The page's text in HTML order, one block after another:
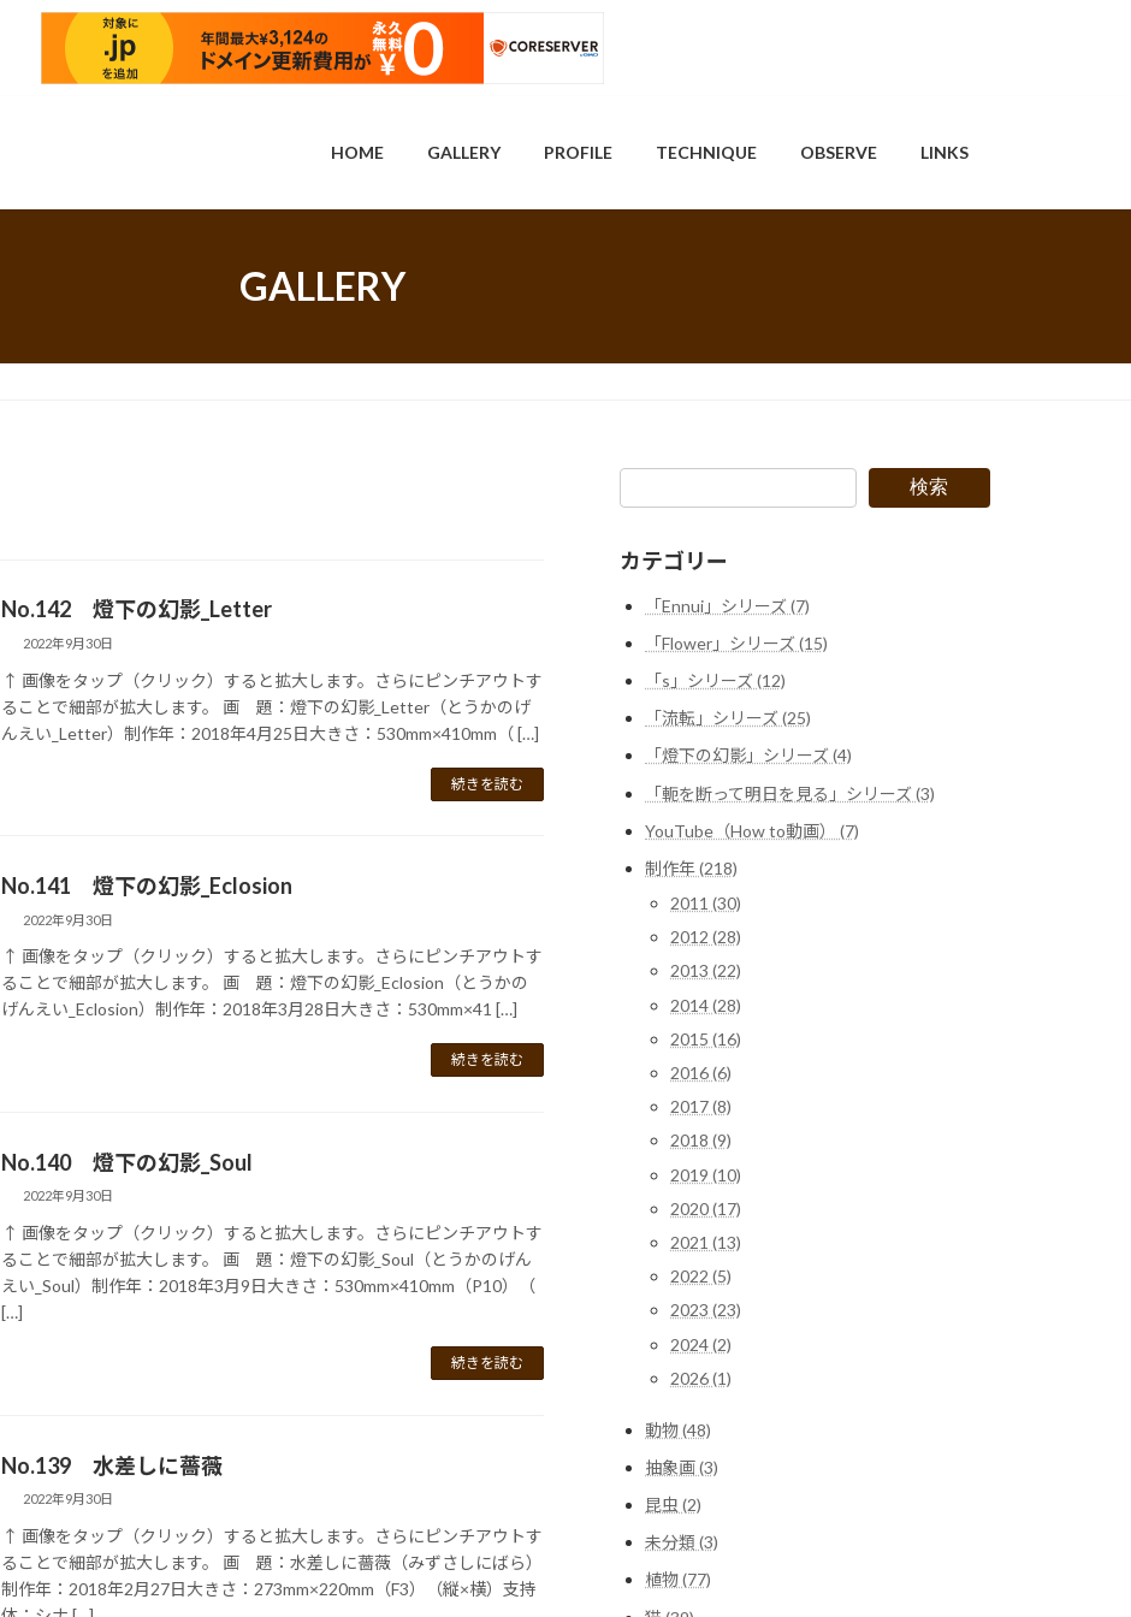
HOME GALLERY PROFILE TECHNIQUE OBSERVE LINKS
GALLERY
No.142 燈下の幻影_Letter
2022年9月30日
↑ 画像をタップ（クリック）すると拡大します。さらにピンチアウトす
ることで細部が拡大します。 画 題：燈下の幻影_Letter（とうかのげ
んえい_Letter）制作年：2018年4月25日大きさ：530mm×410mm（ […]
続きを読む
No.141 燈下の幻影_Eclosion
2022年9月30日
↑ 画像をタップ（クリック）すると拡大します。さらにピンチアウトす
ることで細部が拡大します。 画 題：燈下の幻影_Eclosion（とうかの
げんえい_Eclosion）制作年：2018年3月28日大きさ：530mm×41 […]
続きを読む
No.140 燈下の幻影_Soul
2022年9月30日
↑ 画像をタップ（クリック）すると拡大します。さらにピンチアウトす
ることで細部が拡大します。 画 題：燈下の幻影_Soul（とうかのげん
えい_Soul）制作年：2018年3月9日大きさ：530mm×410mm（P10）（
[…]
続きを読む
No.139 水差しに薔薇
2022年9月30日
↑ 画像をタップ（クリック）すると拡大します。さらにピンチアウトす
ることで細部が拡大します。 画 題：水差しに薔薇（みずさしにばら）
制作年：2018年2月27日大きさ：273mm×220mm（F3）（縦×横）支持
検索
カテゴリー
「Ennui」シリーズ (7)
「Flower」シリーズ (15)
「s」シリーズ (12)
「流転」シリーズ (25)
「燈下の幻影」シリーズ (4)
「軛を断って明日を見る」シリーズ (3)
YouTube（How to動画） (7)
制作年 (218)
2011 (30)
2012 (28)
2013 (22)
2014 (28)
2015 (16)
2016 (6)
2017 (8)
2018 (9)
2019 (10)
2020 (17)
2021 (13)
2022 (5)
2023 (23)
2024 (2)
2026 (1)
動物 (48)
抽象画 (3)
昆虫 (2)
未分類 (3)
植物 (77)